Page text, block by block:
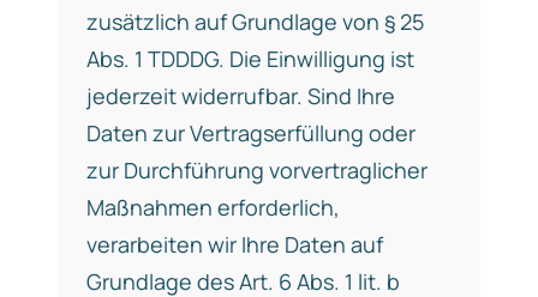
zusätzlich auf Grundlage von § 25
Abs. 1 TDDDG. Die Einwilligung ist
jederzeit widerrufbar. Sind Ihre
Daten zur Vertragserfüllung oder
zur Durchführung vorvertraglicher
Maßnahmen erforderlich,
verarbeiten wir Ihre Daten auf
Grundlage des Art. 6 Abs. 1 lit. b